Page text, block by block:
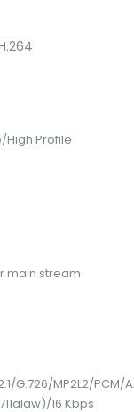
High Profile
main stream
G.726/MP2L2/PCM/
16 Kbps